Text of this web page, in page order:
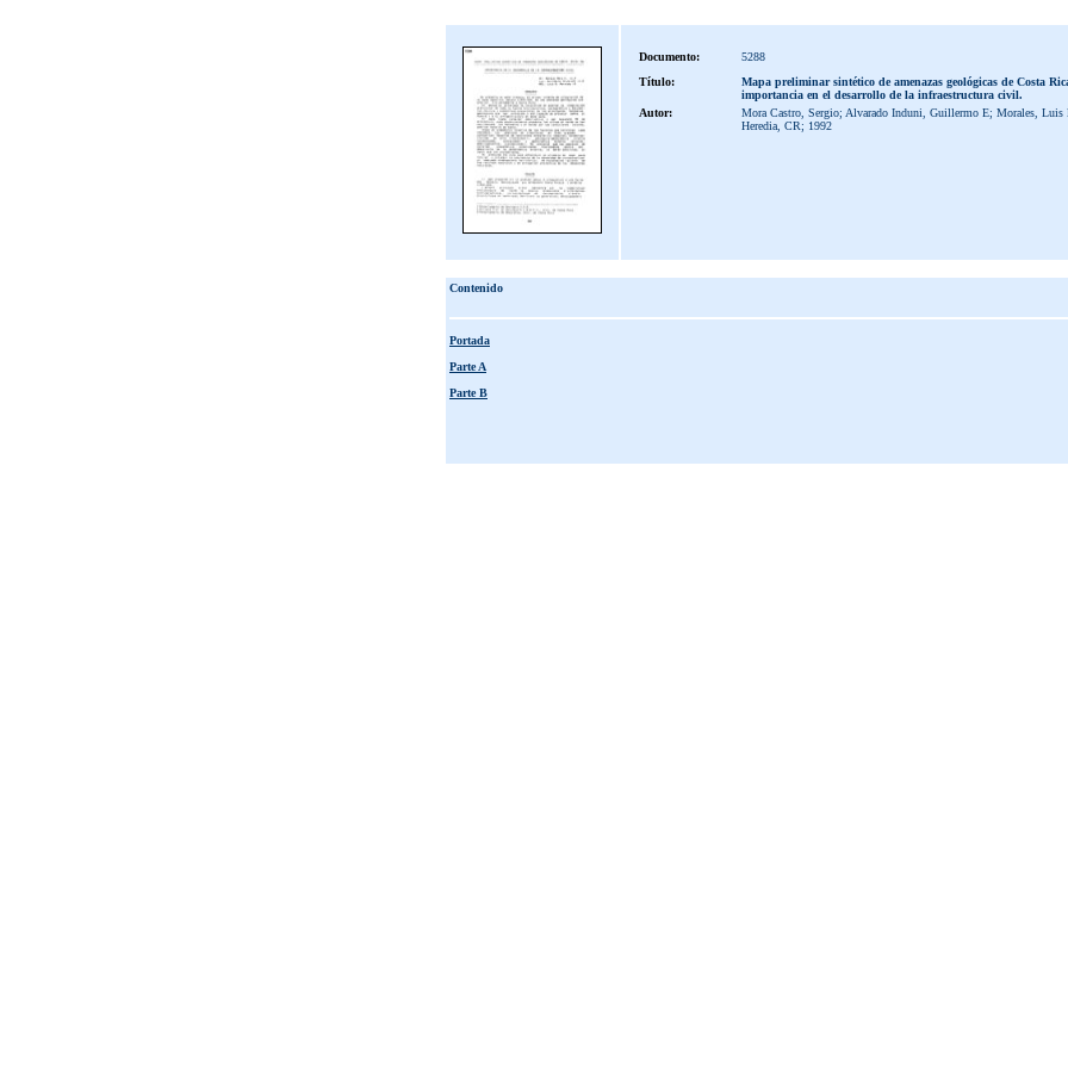
Documento:
5288
Título:
Mapa preliminar sintético de amenazas geológicas de Costa
importancia en el desarrollo de la infraestructura civil.
Autor:
Mora Castro, Sergio; Alvarado Induni, Guillermo E; Morales, Luis
Heredia, CR; 1992
Contenido
Portada
Parte A
Parte B